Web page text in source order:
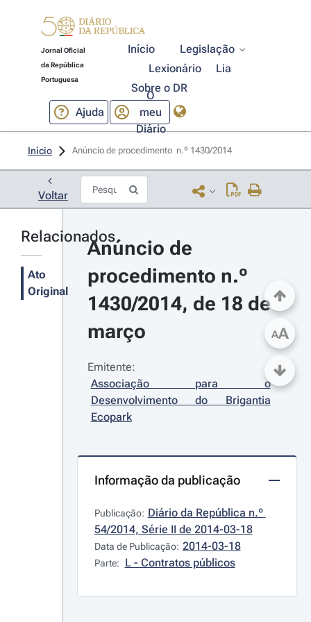
Jornal Oficial
da República
Portuguesa
Início
Legislação
Lexionário
Lia
Sobre o DR
Ajuda
O
meu
Diário
Início Anúncio de procedimento  n.º 1430/2014
Voltar
Relacionados
Ato
Original
Anúncio de
procedimento n.º
1430/2014, de 18 de
março
Emitente:
Associação para o
Desenvolvimento do Brigantia
Ecopark
Informação da publicação
Publicação: Diário da República n.º
54/2014, Série II de 2014-03-18
Data de Publicação: 2014-03-18
Parte: L - Contratos públicos
AA